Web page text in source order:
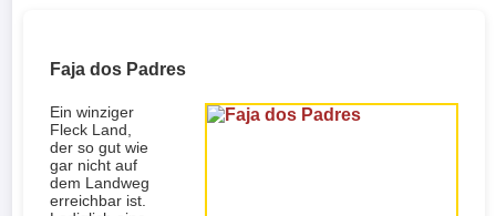
Faja dos Padres
Ein winziger
Fleck Land,
der so gut wie
gar nicht auf
dem Landweg
erreichbar ist.